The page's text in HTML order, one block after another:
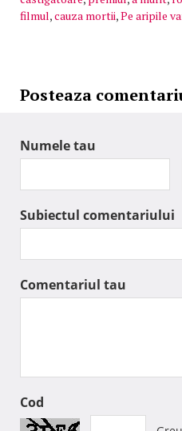
filmul,cauza mortii,Pe aripile
Posteaza
Numele tau
Subiectul comentariului
Comentariul tau
Cod